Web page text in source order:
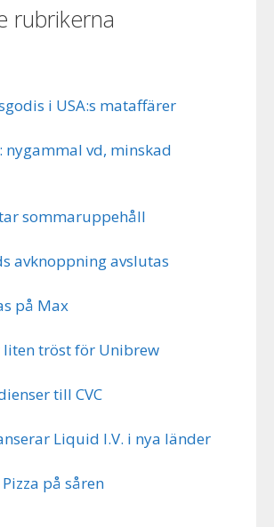
rubrikerna
i USA:s mataffärer
nygammal vd, minskad
sommaruppehåll
avknoppning avslutas
på Max
liten tröst för Unibrew
till CVC
Liquid I.V. i nya länder
på såren